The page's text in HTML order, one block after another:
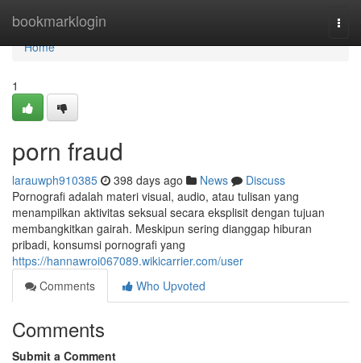
bookmarklogin
Home
Home
1
porn fraud
larauwph910385 398 days ago News
Discuss
Pornografi adalah materi visual, audio, atau tulisan yang
menampilkan aktivitas seksual secara eksplisit dengan tujuan
membangkitkan gairah. Meskipun sering dianggap hiburan
pribadi, konsumsi pornografi yang
https://hannawroi067089.wikicarrier.com/user
Comments
Who Upvoted
Comments
Submit a Comment